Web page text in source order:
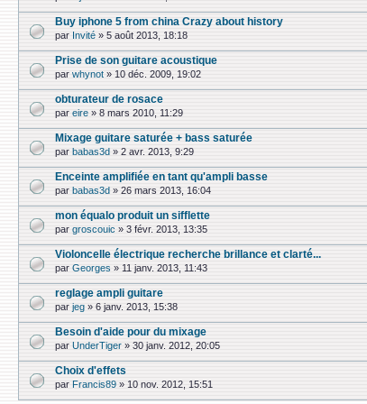
Buy iphone 5 from china Crazy about history
par Invité » 5 août 2013, 18:18
Prise de son guitare acoustique
par whynot » 10 déc. 2009, 19:02
obturateur de rosace
par eire » 8 mars 2010, 11:29
Mixage guitare saturée + bass saturée
par babas3d » 2 avr. 2013, 9:29
Enceinte amplifiée en tant qu'ampli basse
par babas3d » 26 mars 2013, 16:04
mon équalo produit un sifflette
par groscouic » 3 févr. 2013, 13:35
Violoncelle électrique recherche brillance et clarté...
par Georges » 11 janv. 2013, 11:43
reglage ampli guitare
par jeg » 6 janv. 2013, 15:38
Besoin d'aide pour du mixage
par UnderTiger » 30 janv. 2012, 20:05
Choix d'effets
par Francis89 » 10 nov. 2012, 15:51